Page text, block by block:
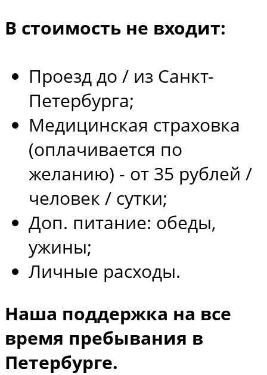
В стоимость не входит:
Проезд до / из Санкт-
Петербурга;
Медицинская страховка
(оплачивается по
желанию) - от 35 рублей /
человек / сутки;
Доп. питание: обеды,
ужины;
Личные расходы.
Наша поддержка на все
время пребывания в
Петербурге.